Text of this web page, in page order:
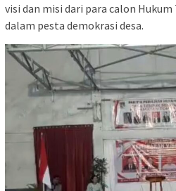
visi dan misi dari para calon
dalam pesta demokrasi desa.